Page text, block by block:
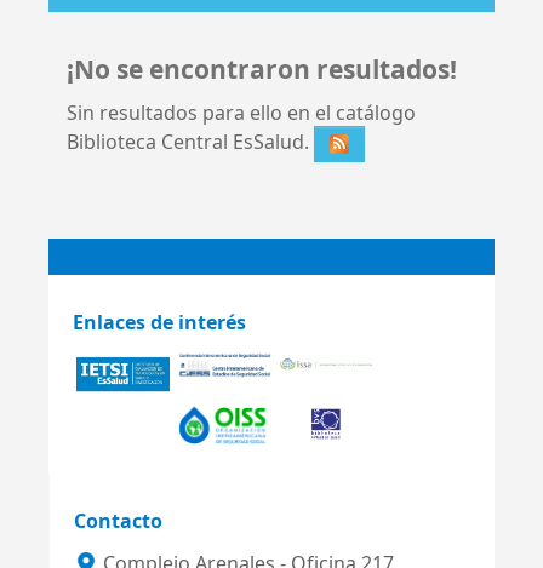
¡No se encontraron resultados!
Sin resultados para ello en el catálogo
Biblioteca Central EsSalud.
Enlaces de interés
Contacto